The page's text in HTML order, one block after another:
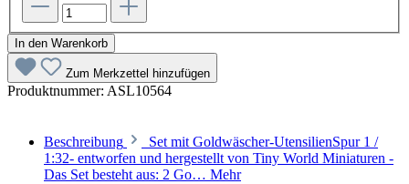
In den Warenkorb
Zum Merkzettel hinzufügen
Produktnummer: ASL10564
Beschreibung
Set mit Goldwäscher-UtensilienSpur 1 /
1:32- entworfen und hergestellt von Tiny World Miniaturen -
Das Set besteht aus: 2 Go… Mehr